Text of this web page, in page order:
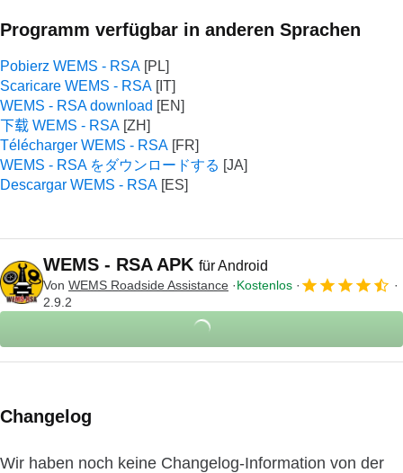
Programm verfügbar in anderen Sprachen
Pobierz WEMS - RSA
Scaricare WEMS - RSA
WEMS - RSA download
下载 WEMS - RSA
Télécharger WEMS - RSA
WEMS - RSA をダウンロードする
Descargar WEMS - RSA
WEMS - RSA APK für Android
Von WEMS Roadside Assistance
Kostenlos
2.9.2
Changelog
Wir haben noch keine Changelog-Information von der